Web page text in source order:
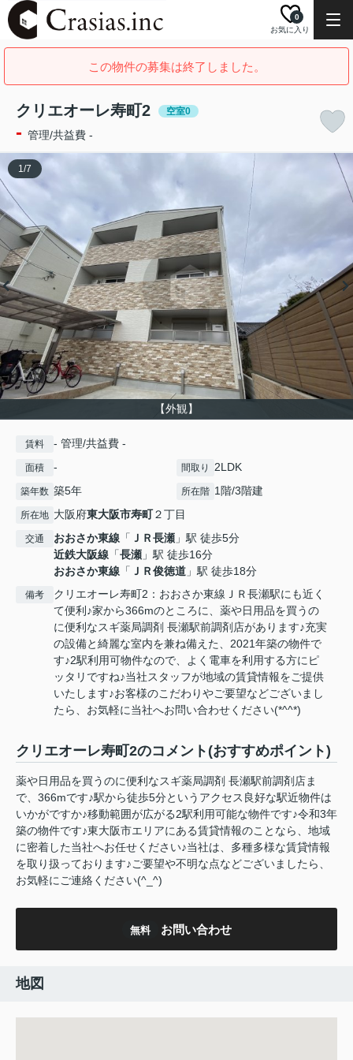
お気に入り
0
この物件の募集は終了しました。
クリエオーレ寿町2 空室0
- 管理/共益費 -
【外観】
1/7
賃料 - 管理/共益費 -
面積 - 間取り 2LDK
築年数 築5年 所在階 1階/3階建
所在地 大阪府東大阪市寿町２丁目
交通 おおさか東線 「 ＪＲ長瀬 」駅 徒歩5分
近鉄大阪線 「長瀬 」駅 徒歩16分
おおさか東線 「 ＪＲ俊徳道 」駅 徒歩18分
備考
クリエオーレ寿町2：おおさか東線ＪＲ長瀬駅にも近く
て便利♪家から366mのところに、薬や日用品を買うの
に便利なスギ薬局調剤 長瀬駅前調剤店があります♪充実
の設備と綺麗な室内を兼ね備えた、2021年築の物件で
す♪2駅利用可物件なので、よく電車を利用する方にピ
ッタリですね♪当社スタッフが地域の賃貸情報をご提供
いたします♪お客様のこだわりやご要望などございまし
たら、お気軽に当社へお問い合わせください(*^^*)
クリエオーレ寿町2のコメント(おすすめポイント)
薬や日用品を買うのに便利なスギ薬局調剤 長瀬駅前調剤店ま
で、366mです♪駅から徒歩5分というアクセス良好な駅近物件は
いかがですか♪移動範囲が広がる2駅利用可能な物件です♪令和3年
築の物件です♪東大阪市エリアにある賃貸情報のことなら、地域
に密着した当社へお任せください♪当社は、多種多様な賃貸情報
を取り扱っております♪ご要望や不明な点などございましたら、
お気軽にご連絡ください(^_^)
無料 お問い合わせ
地図